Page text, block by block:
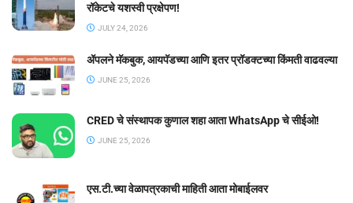
रॉकेटचे यशस्वी प्रक्षेपण!
JULY 24, 2026
ॲपलने मॅकबुक, आयपॅडच्या आणि इतर प्रॉडक्टच्या किंमती वाढवल्या
JUNE 25, 2026
CRED चे संस्थापक कुणाल शहा आता WhatsApp चे सीईओ!
JUNE 25, 2026
एस.टी.च्या वेळापत्रकाची माहिती आता मोबाईलवर